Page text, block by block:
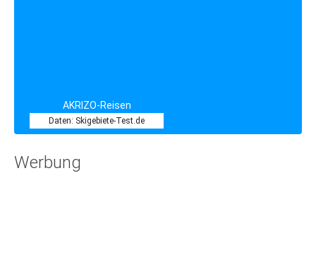
AKRIZO-Reisen
Daten: Skigebiete-Test.de
Werbung